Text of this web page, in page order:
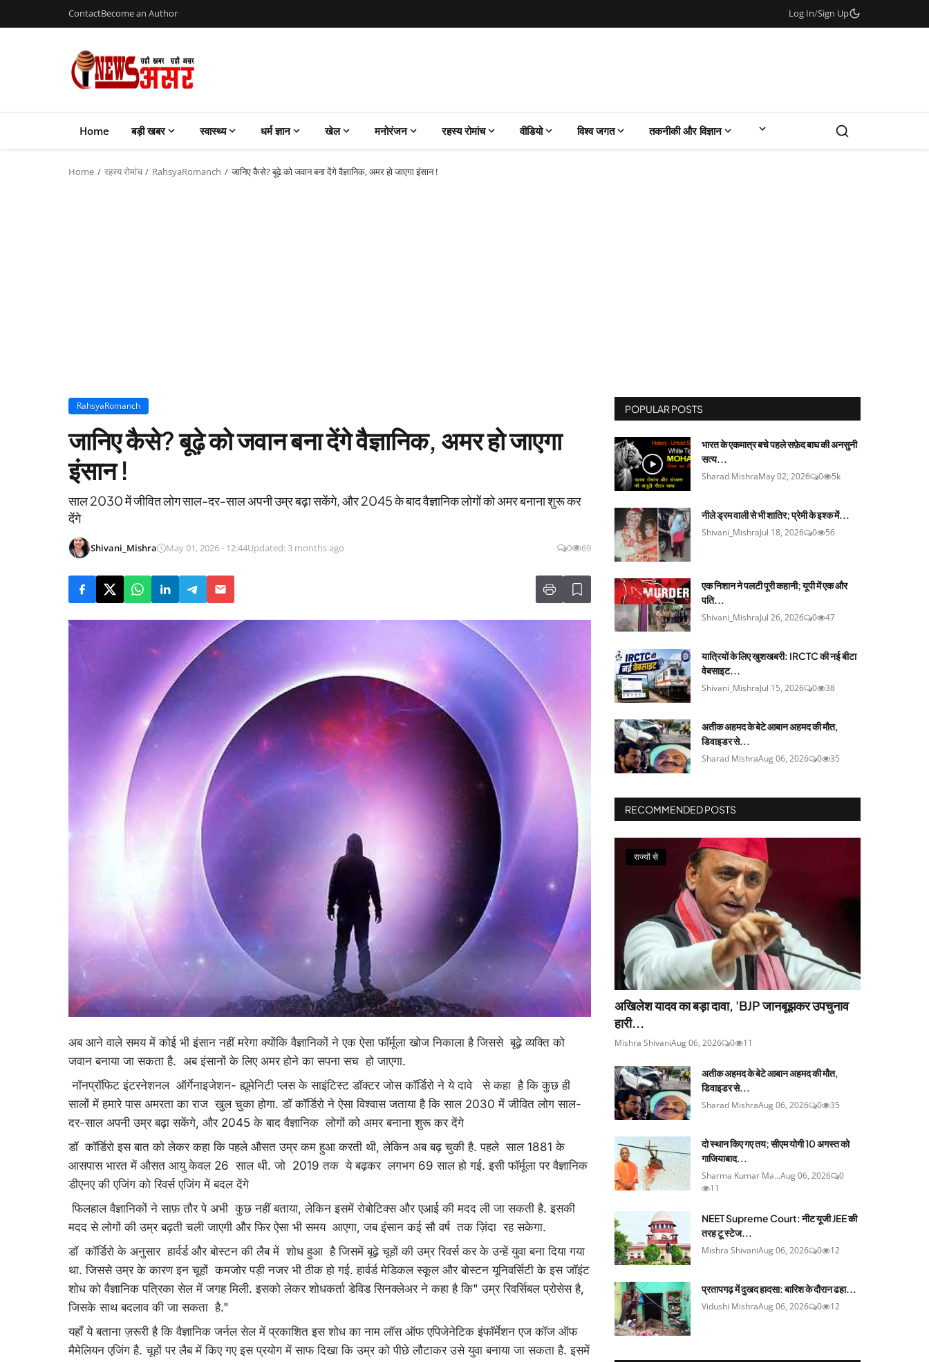
ContactBecome an Author Log In/Sign Up
Home बड़ी खबर स्वास्थ्य धर्म ज्ञान खेल मनोरंजन रहस्य रोमांच वीडियो विश्व जगत तकनीकी और विज्ञान
Home रहस्य रोमांच RahsyaRomanch जानिए कैसे? बूढ़े को जवान बना देंगे वैज्ञानिक, अमर हो जाएगा इंसान !
RahsyaRomanch
जानिए कैसे? बूढ़े को जवान बना देंगे वैज्ञानिक, अमर हो जाएगा
इंसान !
साल 2030 में जीवित लोग साल-दर-साल अपनी उम्र बढ़ा सकेंगे, और 2045 के बाद वैज्ञानिक लोगों को अमर बनाना शुरू कर
देंगे
Shivani_Mishra May 01, 2026 - 12:44Updated: 3 months ago 0 69
अब आने वाले समय में कोई भी इंसान नहीं मरेगा क्योंकि वैज्ञानिकों ने एक ऐसा फॉर्मूला खोज निकाला है जिससे बूढ़े व्यक्ति को
जवान बनाया जा सकता है. अब इंसानों के लिए अमर होने का सपना सच हो जाएगा.
नॉनप्रॉफिट इंटरनेशनल ऑर्गेनाइजेशन- ह्यूमेनिटी प्लस के साइंटिस्ट डॉक्टर जोस कॉर्डिरो ने ये दावे से कहा है कि कुछ ही
सालों में हमारे पास अमरता का राज खुल चुका होगा. डॉ कॉर्डिरो ने ऐसा विश्वास जताया है कि साल 2030 में जीवित लोग साल-
दर-साल अपनी उम्र बढ़ा सकेंगे, और 2045 के बाद वैज्ञानिक लोगों को अमर बनाना शुरू कर देंगे
डॉ कॉर्डिरो इस बात को लेकर कहा कि पहले औसत उम्र कम हुआ करती थी, लेकिन अब बढ़ चुकी है. पहले साल 1881 के
आसपास भारत में औसत आयु केवल 26 साल थी. जो 2019 तक ये बढ़कर लगभग 69 साल हो गई. इसी फॉर्मूला पर वैज्ञानिक
डीएनए की एजिंग को रिवर्स एजिंग में बदल देंगे
फिलहाल वैज्ञानिकों ने साफ़ तौर पे अभी कुछ नहीं बताया, लेकिन इसमें रोबोटिक्स और एआई की मदद ली जा सकती है. इसकी
मदद से लोगों की उम्र बढ़ती चली जाएगी और फिर ऐसा भी समय आएगा, जब इंसान कई सौ वर्ष तक ज़िंदा रह सकेगा.
डॉ कॉर्डिरो के अनुसार हार्वर्ड और बोस्टन की लैब में शोध हुआ है जिसमें बूढ़े चूहों की उम्र रिवर्स कर के उन्हें युवा बना दिया गया
था. जिससे उम्र के कारण इन चूहों कमजोर पड़ी नजर भी ठीक हो गई. हार्वर्ड मेडिकल स्कूल और बोस्टन यूनिवर्सिटी के इस जॉइंट
शोध को वैज्ञानिक पत्रिका सेल में जगह मिली. इसको लेकर शोधकर्ता डेविड सिनक्लेअर ने कहा है कि" उम्र रिवर्सिबल प्रोसेस है,
जिसके साथ बदलाव की जा सकता है."
यहाँ ये बताना ज़रूरी है कि वैज्ञानिक जर्नल सेल में प्रकाशित इस शोध का नाम लॉस ऑफ एपिजेनेटिक इंफॉर्मेशन एज कॉज ऑफ
मैमेलियन एजिंग है. चूहों पर लैब में किए गए इस प्रयोग में साफ दिखा कि उम्र को पीछे लौटाकर उसे युवा बनाया जा सकता है. इसमें
POPULAR POSTS
भारत के एकमात्र बचे पहले सफ़ेद बाघ की अनसुनी
सत्य...
Sharad MishraMay 02, 2026 0 5k
नीले ड्रम वाली से भी शातिर; प्रेमी के इश्‍क में...
Shivani_MishraJul 18, 2026 0 56
एक निशान ने पलटी पूरी कहानी; यूपी में एक और
पति...
Shivani_MishraJul 26, 2026 0 47
यात्रियों के लिए खुशखबरी: IRCTC की नई बीटा
वेबसाइट...
Shivani_MishraJul 15, 2026 0 38
अतीक अहमद के बेटे आबान अहमद की मौत,
डिवाइडर से...
Sharad MishraAug 06, 2026 0 35
RECOMMENDED POSTS
राज्यों से
अखिलेश यादव का बड़ा दावा, 'BJP जानबूझकर उपचुनाव
हारी...
Mishra ShivaniAug 06, 2026 0 11
अतीक अहमद के बेटे आबान अहमद की मौत,
डिवाइडर से...
Sharad MishraAug 06, 2026 0 35
दो स्थान किए गए तय; सीएम योगी 10 अगस्त को
गाजियाबाद...
Sharma Kumar Ma...Aug 06, 2026
0
11
NEET Supreme Court: नीट यूजी JEE की
तरह टू स्टेज...
Mishra ShivaniAug 06, 2026 0 12
प्रतापगढ़ में दुखद हादसा: बारिश के दौरान ढहा...
Vidushi MishraAug 06, 2026 0 12